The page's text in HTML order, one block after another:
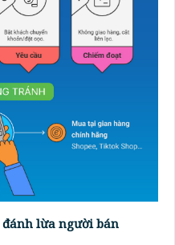
đánh lừa người bán